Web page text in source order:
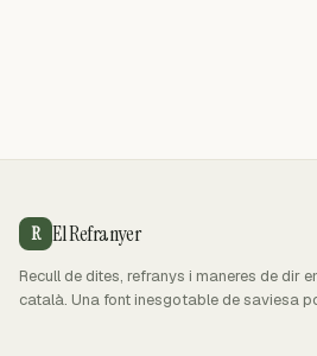
R El Refranyer
Recull de dites, refranys i maneres de dir
català. Una font inesgotable de saviesa